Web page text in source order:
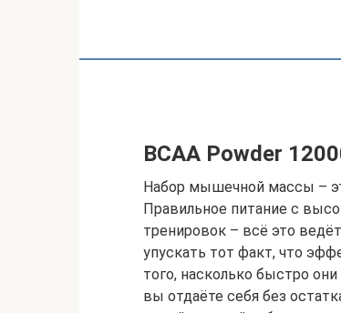
BCAA Powder
Набор мышечной массы –
Правильное питание с
тренировок – всё это
упускать тот факт, что
того, насколько быстро
вы отдаёте себя без